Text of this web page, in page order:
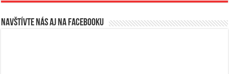
Navštívte nás aj na Facebooku